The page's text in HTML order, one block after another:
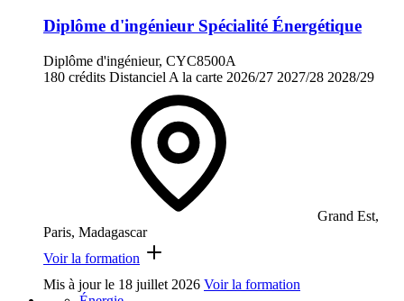
Diplôme d'ingénieur Spécialité Énergétique
Diplôme d'ingénieur, CYC8500A
180 crédits Distanciel A la carte 2026/27 2027/28 2028/29
Grand Est,
Paris, Madagascar
Voir la formation
Mis à jour le 18 juillet 2026 Voir la formation